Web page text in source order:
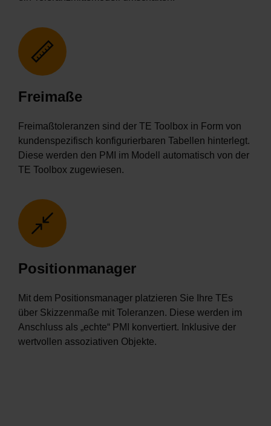
Freimaße
Freimaßtoleranzen sind der TE Toolbox in Form von
kundenspezifisch konfigurierbaren Tabellen hinterlegt.
Diese werden den PMI im Modell automatisch von der
TE Toolbox zugewiesen.
Positionmanager
Mit dem Positionsmanager platzieren Sie Ihre TEs
über Skizzenmaße mit Toleranzen. Diese werden im
Anschluss als „echte“ PMI konvertiert. Inklusive der
wertvollen assoziativen Objekte.